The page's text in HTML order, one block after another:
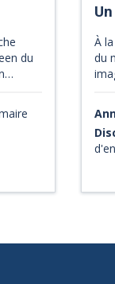
du
SAÉ
À
du
Par